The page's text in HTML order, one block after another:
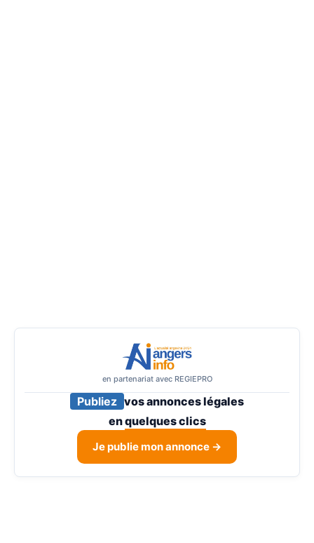
en partenariat avec REGIEPRO
Publiez vos annonces légales
enquelques clics
Je publie mon annonce →